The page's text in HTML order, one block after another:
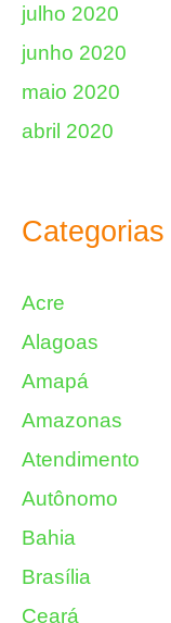
julho 2020
junho 2020
maio 2020
abril 2020
Categorias
Acre
Alagoas
Amapá
Amazonas
Atendimento
Autônomo
Bahia
Brasília
Ceará